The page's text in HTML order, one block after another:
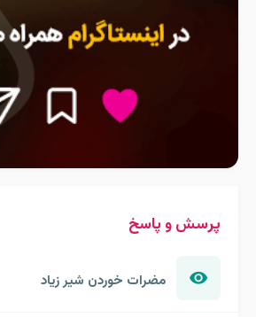
پرسش و پاسخ
مضرات خوردن شیر زیاد